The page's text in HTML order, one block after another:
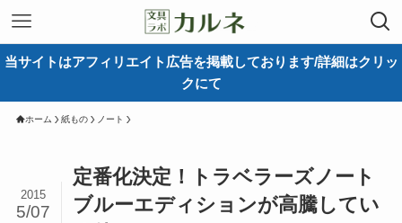
当サイトはアフィリエイト広告を掲載しております/詳細はクリッ
クにて
ホーム 紙もの ノート
定番化決定！トラベラーズノート
ブルーエディションが高騰してい
2015
5/07